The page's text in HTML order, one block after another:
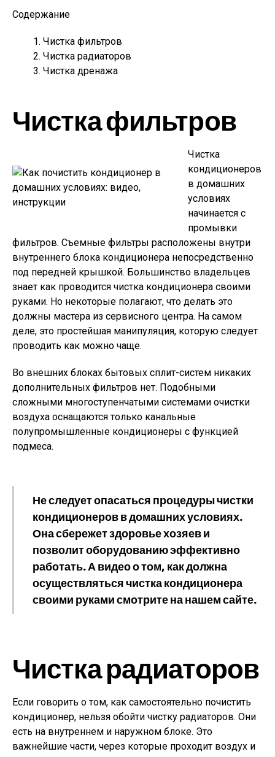
Содержание
Чистка фильтров
Чистка радиаторов
Чистка дренажа
Чистка фильтров
Чистка
кондиционеров
в домашних
условиях
начинается с
промывки
фильтров. Съемные фильтры расположены внутри
внутреннего блока кондиционера непосредственно
под передней крышкой. Большинство владельцев
знает как проводится чистка кондиционера своими
руками. Но некоторые полагают, что делать это
должны мастера из сервисного центра. На самом
деле, это простейшая манипуляция, которую следует
проводить как можно чаще.
Во внешних блоках бытовых сплит-систем никаких
дополнительных фильтров нет. Подобными
сложными многоступенчатыми системами очистки
воздуха оснащаются только канальные
полупромышленные кондиционеры с функцией
подмеса.
Не следует опасаться процедуры чистки
кондиционеров в домашних условиях.
Она сбережет здоровье хозяев и
позволит оборудованию эффективно
работать. А видео о том, как должна
осуществляться чистка кондиционера
своими руками смотрите на нашем сайте.
Чистка радиаторов
Если говорить о том, как самостоятельно почистить
кондиционер, нельзя обойти чистку радиаторов. Они
есть на внутреннем и наружном блоке. Это
важнейшие части, через которые проходит воздух и